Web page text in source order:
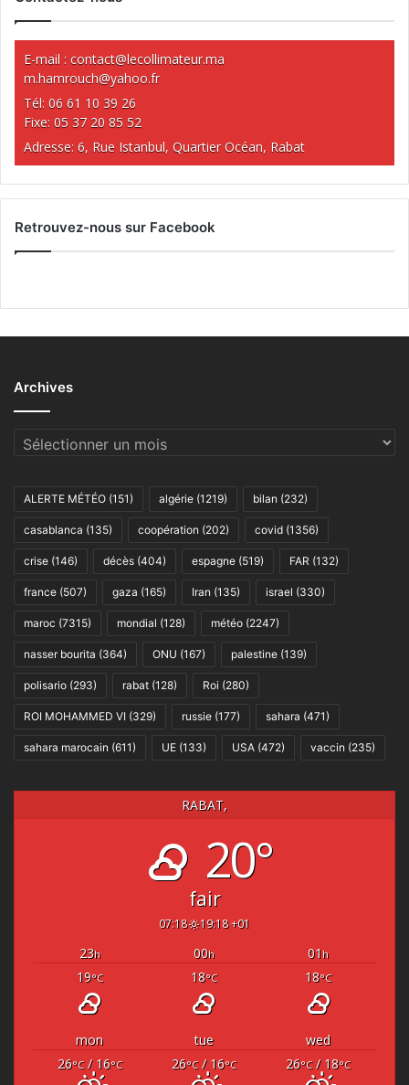
E-mail : contact@lecollimateur.ma
m.hamrouch@yahoo.fr
Tél: 06 61 10 39 26
Fixe: 05 37 20 85 52
Adresse: 6, Rue Istanbul, Quartier Océan, Rabat
Retrouvez-nous sur Facebook
Archives
Archives
ALERTE MÉTÉO (151) algérie (1219) bilan (232)
casablanca (135) coopération (202) covid (1356)
crise (146) décès (404) espagne (519) FAR (132)
france (507) gaza (165) Iran (135) israel (330)
maroc (7315) mondial (128) météo (2247)
nasser bourita (364) ONU (167) palestine (139)
polisario (293) rabat (128) Roi (280)
ROI MOHAMMED VI (329) russie (177) sahara (471)
sahara marocain (611) UE (133) USA (472) vaccin (235)
RABAT,
20°
fair
07:18 19:18 +01
23h 00h 01 h
19°C 18°C 18°C
mon tue
wed
26°C/ 16°C 26°C/ 16°C 26°C/ 18°C